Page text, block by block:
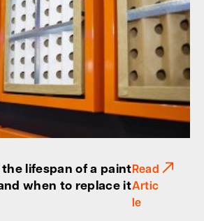
lifespan of a paint
when to replace it
Read
Artic
le